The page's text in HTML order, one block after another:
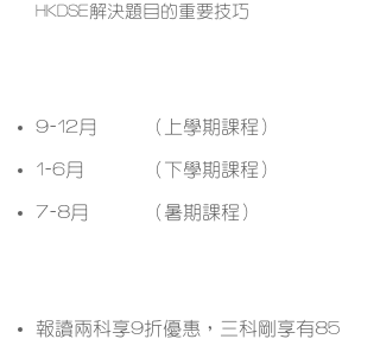
HKDSE解決題目的重要技巧
9-12月
1-6月
7-8月
（上學期課程）
（下學期課程）
（暑期課程）
報讀兩科享9折優惠，三科剛享有85